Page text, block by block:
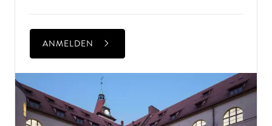
ANMELDEN